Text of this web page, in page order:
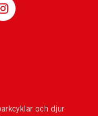
och djur